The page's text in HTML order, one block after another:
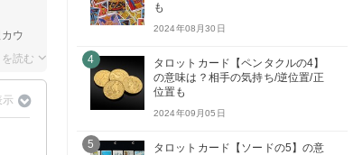
ウ
も
2024年08月30日
4
タロットカード【ペンタクルの4】
の意味は？相手の気持ち/逆位置/正
位置も
2024年09月05日
5
タロットカード【ソードの5】の意